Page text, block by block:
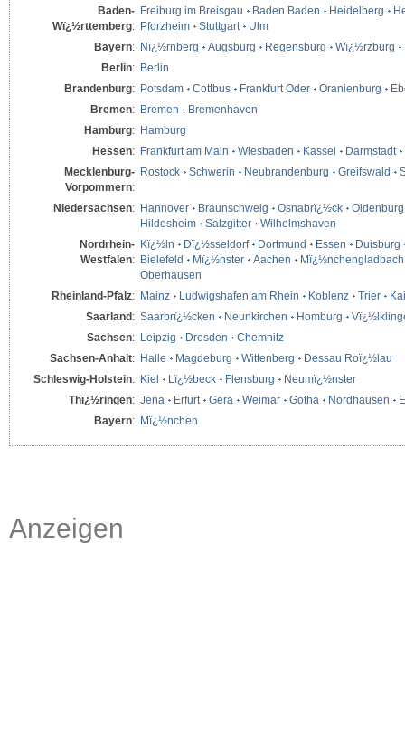
Baden-
Wï¿½rttemberg:
Freiburg im Breisgau Baden Baden Heidelberg
Pforzheim
Stuttgart
Ulm
Bayern: Nï¿½rnberg Augsburg Regensburg Wï¿½rzburg
Berlin: Berlin
Brandenburg: Potsdam Cottbus Frankfurt Oder Oranienburg
Bremen: Bremen
Bremenhaven
Hamburg: Hamburg
Hessen: Frankfurt am Main Wiesbaden Kassel
Darmstadt
Mecklenburg-
Vorpommern:
Rostock Schwerin Neubrandenburg Greifswald
Niedersachsen: Hannover Braunschweig Osnabrï¿½ck
Oldenburg
Hildesheim
Salzgitter
Wilhelmshaven
Nordrhein-
Westfalen:
Kï¿½ln Dï¿½sseldorf Dortmund Essen
Duisburg
Bielefeld
Mï¿½nster Aachen
Mï¿½nchengladbach
Oberhausen
Rheinland-Pfalz: Mainz Ludwigshafen am Rhein Koblenz Trier
Saarland: Saarbrï¿½cken Neunkirchen Homburg
Sachsen: Leipzig Dresden
Chemnitz
Sachsen-Anhalt: Halle Magdeburg Wittenberg
Dessau Roï¿½lau
Schleswig-Holstein: Kiel Lï¿½beck Flensburg
Neumï¿½nster
Thï¿½ringen: Jena Erfurt Gera Weimar Gotha Nordhausen
Bayern: Mï¿½nchen
Anzeigen